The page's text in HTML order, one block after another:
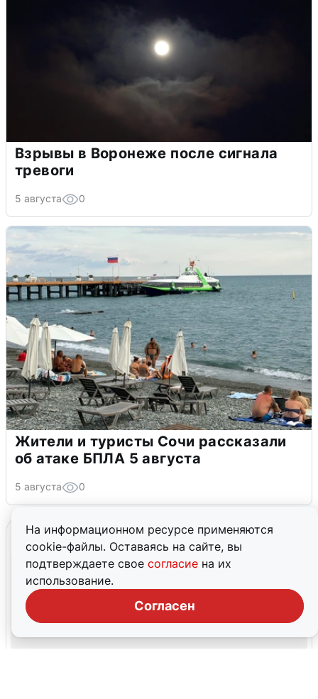
На информационном ресурсе применяются
cookie-файлы. Оставаясь на сайте, вы
подтверждаете свое согласие на их
использование.
Согласен
Взрывы в Воронеже после сигнала
тревоги
5 августа 0
Жители и туристы Сочи рассказали
об атаке БПЛА 5 августа
5 августа 0